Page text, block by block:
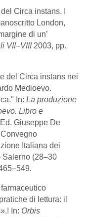
Circa instans. I
London,
di un’
VII–VIII2003, pp.
del Circa instans nei
Medioevo.
In: La produzione
Libro e
Giuseppe De
Italiana dei
Salerno (28–30
di lettura: il
In: Orbis